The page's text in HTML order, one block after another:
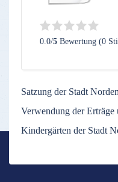
0.0/5 Bewertung (0
Satzung der Stadt
Verwendung der Erträge
Kindergärten der Stadt